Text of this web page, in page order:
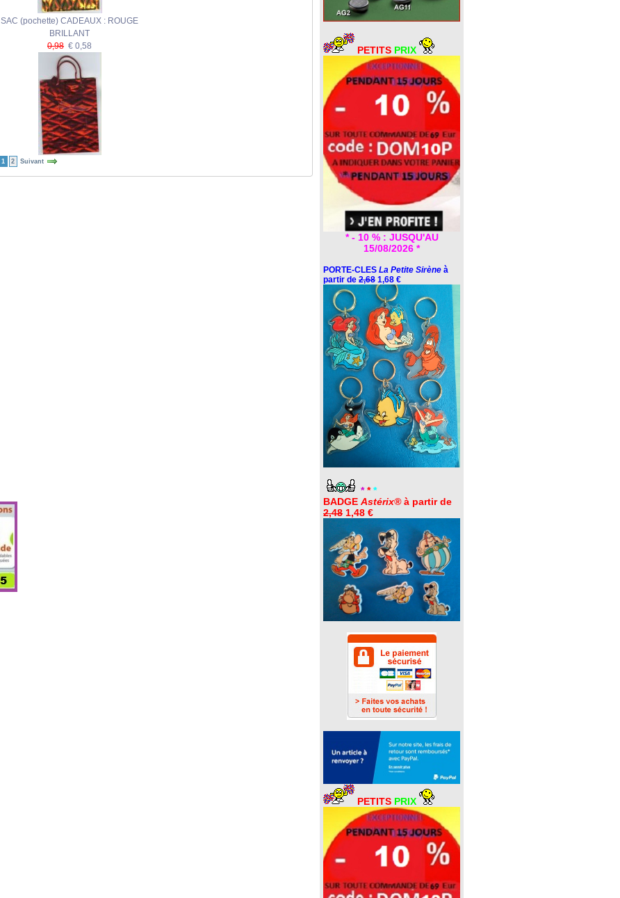
PETITS PRIX
* - 10 % : JUSQU'AU
15/08/2026 *
PORTE-CLES La Petite Sirène à
partir de 2,68 1,68 €
***
BADGE Astérix®à partir de
2,48 1,48 €
PETITS PRIX
SAC (pochette) CADEAUX : ROUGE
BRILLANT
0,98 € 0,58
1 2 Suivant